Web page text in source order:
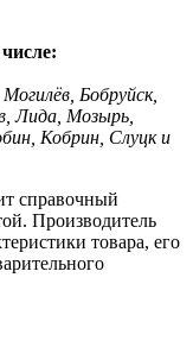
Бобруйск,
Лида, Мозырь,
Кобрин, Слуцк и
справочный
Производитель
товара, его